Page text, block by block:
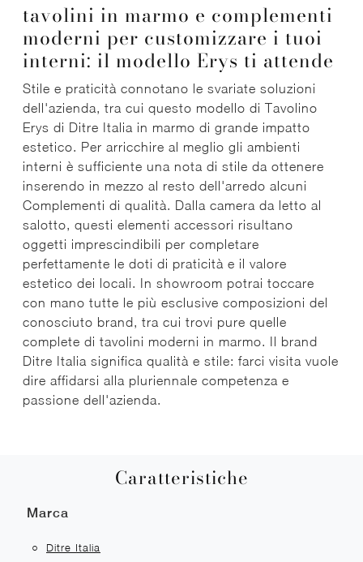
tavolini in marmo e complementi
moderni per customizzare i tuoi
interni: il modello Erys ti attende
Stile e praticità connotano le svariate soluzioni
dell'azienda, tra cui questo modello di Tavolino
Erys di Ditre Italia in marmo di grande impatto
estetico. Per arricchire al meglio gli ambienti
interni è sufficiente una nota di stile da ottenere
inserendo in mezzo al resto dell'arredo alcuni
Complementi di qualità. Dalla camera da letto al
salotto, questi elementi accessori risultano
oggetti imprescindibili per completare
perfettamente le doti di praticità e il valore
estetico dei locali. In showroom potrai toccare
con mano tutte le più esclusive composizioni del
conosciuto brand, tra cui trovi pure quelle
complete di tavolini moderni in marmo. Il brand
Ditre Italia significa qualità e stile: farci visita vuole
dire affidarsi alla pluriennale competenza e
passione dell'azienda.
Caratteristiche
Marca
Ditre Italia